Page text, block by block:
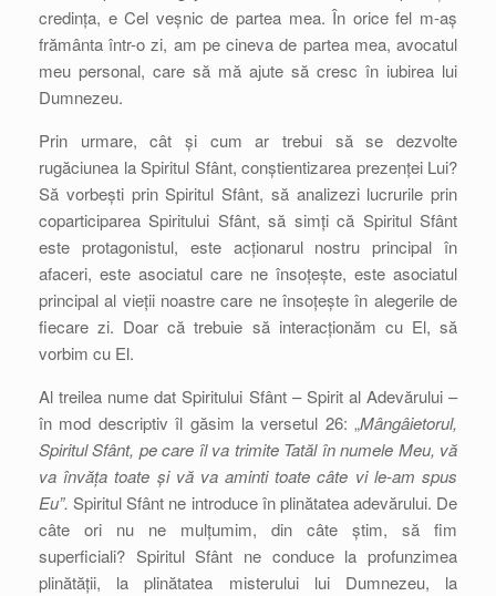
credința, e Cel veșnic de partea mea. În orice fel m-aș
frământa într-o zi, am pe cineva de partea mea, avocatul
meu personal, care să mă ajute să cresc în iubirea lui
Dumnezeu.
Prin urmare, cât și cum ar trebui să se dezvolte
rugăciunea la Spiritul Sfânt, conștientizarea prezenței Lui?
Să vorbești prin Spiritul Sfânt, să analizezi lucrurile prin
coparticiparea Spiritului Sfânt, să simți că Spiritul Sfânt
este protagonistul, este acționarul nostru principal în
afaceri, este asociatul care ne însoțește, este asociatul
principal al vieții noastre care ne însoțește în alegerile de
fiecare zi. Doar că trebuie să interacționăm cu El, să
vorbim cu El.
Al treilea nume dat Spiritului Sfânt – Spirit al Adevărului –
în mod descriptiv îl găsim la versetul 26: „Mângâietorul,
Spiritul Sfânt, pe care îl va trimite Tatăl în numele Meu, vă
va învăța toate și vă va aminti toate câte vi le-am spus
Eu”.Spiritul Sfânt ne introduce în plinătatea adevărului. De
câte ori nu ne mulțumim, din câte știm, să fim
superficiali? Spiritul Sfânt ne conduce la profunzimea
plinătății, la plinătatea misterului lui Dumnezeu, la